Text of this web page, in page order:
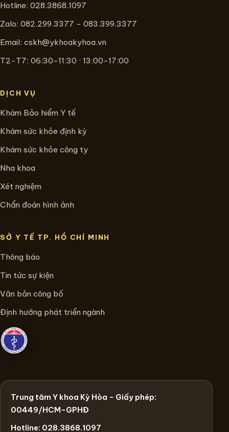
Hotline: 028.3868.1097
Zalo: 082.299.3377 - 083.399.3377
Email: cskh@ykhoakyhoa.vn
T2-T7: 06:30-11:30 · 13:00-17:00
DỊCH VỤ
Khám Bảo hiểm Y tế
Khám sức khỏe định kỳ
Khám sức khỏe công ty
Nha khoa
Xét nghiệm
Chẩn đoán hình ảnh
SỞ Y TẾ TP. HỒ CHÍ MINH
Thông báo
Tin tức sự kiện
Văn bản công bố
Định hướng phát triển ngành
Trung tâm Y khoa Kỳ Hòa - Giấy phép:
00449/HCM-GPHĐ
Hotline: 028.3868.1097